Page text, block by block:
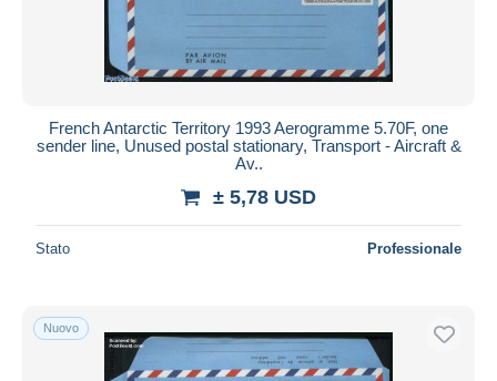
French Antarctic Territory 1993 Aerogramme 5.70F, one
sender line, Unused postal stationary, Transport - Aircraft &
Av..
± 5,78 USD
Stato Professionale
Nuovo